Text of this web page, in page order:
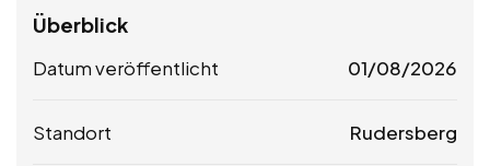
Überblick
Datum veröffentlicht 01/08/2026
Standort Rudersberg